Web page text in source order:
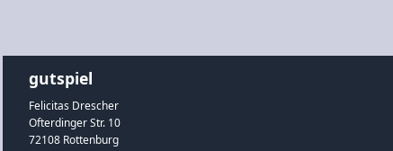
gutspiel
Felicitas Drescher
Ofterdinger Str. 10
72108 Rottenburg